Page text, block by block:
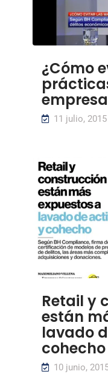
¿Cómo
11 julio, 2015
Retail y
están
lavado
cohecho
10 junio,